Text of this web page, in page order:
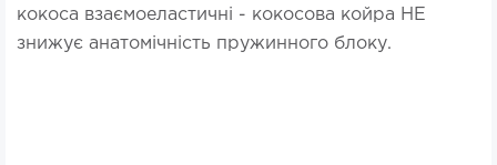
кокоса взаємоеластичні - кокосова койра НЕ
знижує анатомічність пружинного блоку.